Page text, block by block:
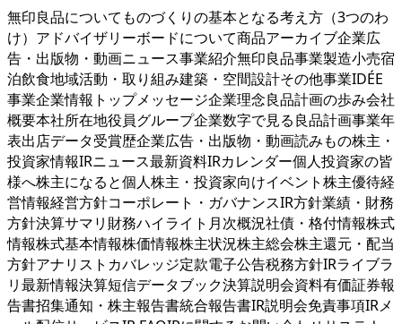
無印良品についてものづくりの基本となる考え方（3つのわ
け）アドバイザリーボードについて商品アーカイブ企業広
告・出版物・動画ニュース事業紹介無印良品事業製造小売宿
泊飲食地域活動・取り組み建築・空間設計その他事業IDÉE
事業企業情報トップメッセージ企業理念良品計画の歩み会社
概要本社所在地役員グループ企業数字で見る良品計画事業年
表出店データ受賞歴企業広告・出版物・動画読みもの株主・
投資家情報IRニュース最新資料IRカレンダー個人投資家の皆
様へ株主になると個人株主・投資家向けイベント株主優待経
営情報経営方針コーポレート・ガバナンスIR方針業績・財務
方針決算サマリ財務ハイライト月次概況社債・格付情報株式
情報株式基本情報株価情報株主状況株主総会株主還元・配当
方針アナリストカバレッジ定款電子公告税務方針IRライブラ
リ最新情報決算短信データブック決算説明会資料有価証券報
告書招集通知・株主報告書統合報告書IR説明会免責事項IRメ